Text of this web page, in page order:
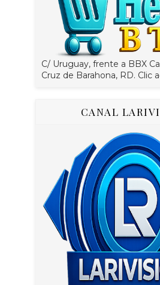
C/ Uruguay, frente a BBX
Cruz de Barahona, RD. Clic
CANAL